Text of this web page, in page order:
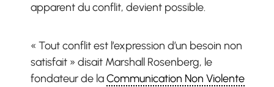
apparent du conflit, devient possible.
« Tout conflit est l’expression d’un besoin non
satisfait » disait Marshall Rosenberg, le
fondateur de laCommunication Non Violente